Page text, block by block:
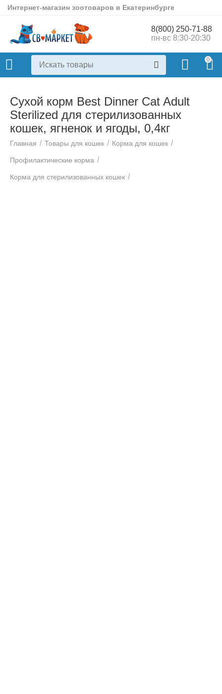
Интернет-магазин зоотоваров в Екатеринбурге
8(800) 250-71-88
пн-вс 8:30-20:30
0
Сухой корм Best Dinner Cat Adult
Sterilized для стерилизованных
кошек, ягненок и ягоды, 0,4кг
Главная / Товары для кошек / Корма для кошек /
Профилактические корма /
Корма для стерилизованных кошек /